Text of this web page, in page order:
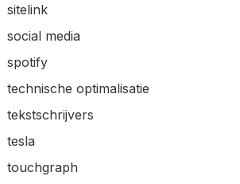
sitelink
social media
spotify
technische optimalisatie
tekstschrijvers
tesla
touchgraph